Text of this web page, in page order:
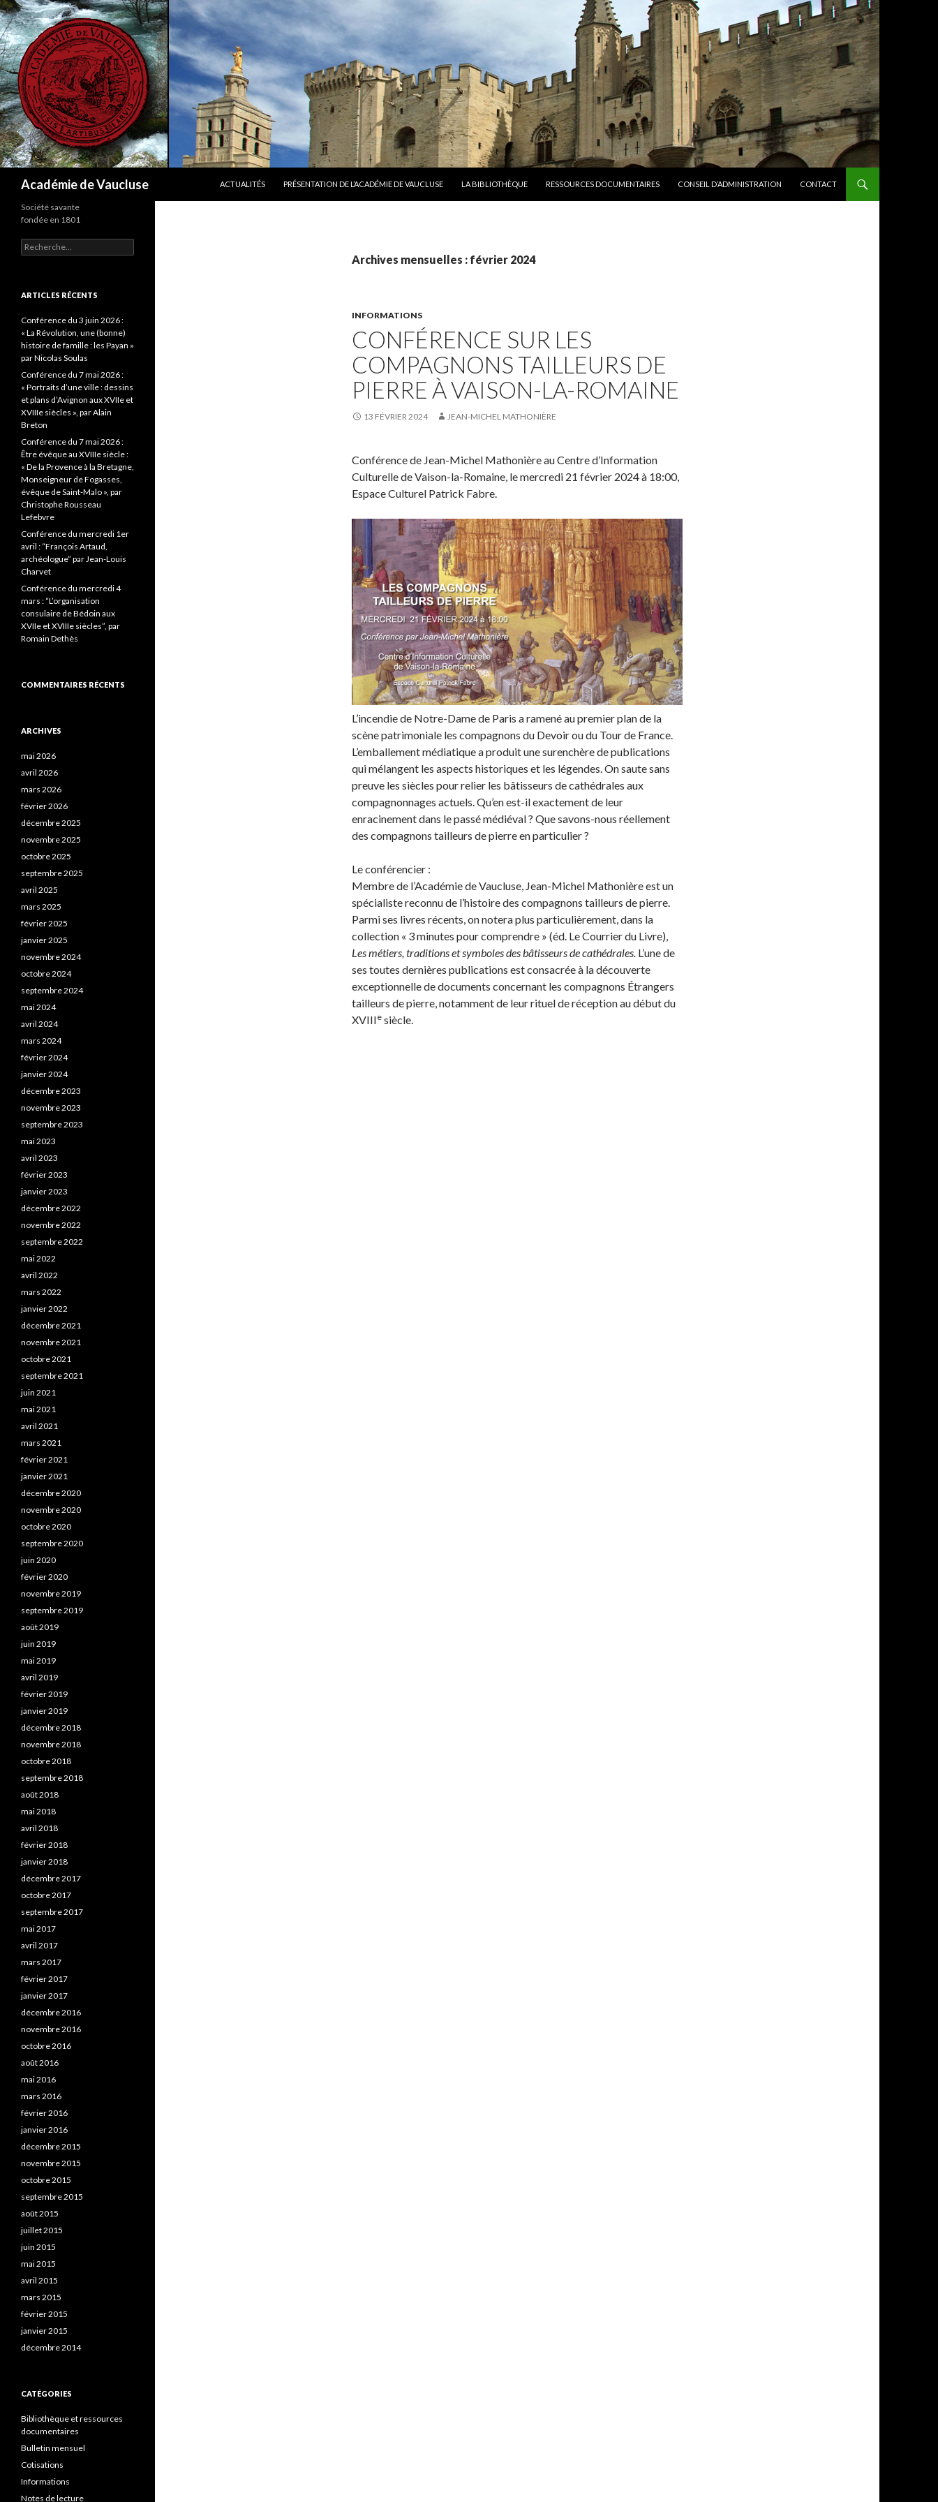
Académie de Vaucluse
ACTUALITÉS
PRÉSENTATION DE L’ACADÉMIE DE VAUCLUSE LA BIBLIOTHÈQUE RESSOURCES DOCUMENTAIRES CONSEIL D’ADMINISTRATION CONTACT
Archives mensuelles : février 2024
INFORMATIONS
CONFÉRENCE SUR LES
COMPAGNONS TAILLEURS DE
PIERRE À VAISON-LA-ROMAINE
13 FÉVRIER 2024 JEAN-MICHEL MATHONIÈRE
Conférence de Jean-Michel Mathonière au Centre d’Information
Culturelle de Vaison-la-Romaine, le mercredi 21 février 2024 à 18:00,
Espace Culturel Patrick Fabre.
L’incendie de Notre-Dame de Paris a ramené au premier plan de la
scène patrimoniale les compagnons du Devoir ou du Tour de France.
L’emballement médiatique a produit une surenchère de publications
qui mélangent les aspects historiques et les légendes. On saute sans
preuve les siècles pour relier les bâtisseurs de cathédrales aux
compagnonnages actuels. Qu’en est-il exactement de leur
enracinement dans le passé médiéval ? Que savons-nous réellement
des compagnons tailleurs de pierre en particulier ?
Le conférencier :
Membre de l’Académie de Vaucluse, Jean-Michel Mathonière est un
spécialiste reconnu de l’histoire des compagnons tailleurs de pierre.
Parmi ses livres récents, on notera plus particulièrement, dans la
collection « 3 minutes pour comprendre » (éd. Le Courrier du Livre),
Les métiers, traditions et symboles des bâtisseurs de cathédrales. L’une de
ses toutes dernières publications est consacrée à la découverte
exceptionnelle de documents concernant les compagnons Étrangers
tailleurs de pierre, notamment de leur rituel de réception au début du
XVIIIe siècle.
Société savante
fondée en 1801
R
e
e
c
h
e
r
ARTICLES RÉCENTS
Conférence du 3 juin 2026 :
« La Révolution, une (bonne)
histoire de famille : les Payan »
par Nicolas Soulas
Conférence du 7 mai 2026 :
« Portraits d’une ville : dessins
et plans d’Avignon aux XVIIe et
XVIIIe siècles », par Alain
Breton
Conférence du 7 mai 2026 :
Être évêque au XVIIIe siècle :
« De la Provence à la Bretagne,
Monseigneur de Fogasses,
évêque de Saint-Malo », par
Christophe Rousseau
Lefebvre
Conférence du mercredi 1er
avril : “François Artaud,
archéologue” par Jean-Louis
Charvet
Conférence du mercredi 4
mars : “L’organisation
consulaire de Bédoin aux
XVIIe et XVIIIe siècles”, par
Romain Dethès
COMMENTAIRES RÉCENTS
ARCHIVES
mai 2026
avril 2026
mars 2026
février 2026
décembre 2025
novembre 2025
octobre 2025
septembre 2025
avril 2025
mars 2025
février 2025
janvier 2025
novembre 2024
octobre 2024
septembre 2024
mai 2024
avril 2024
mars 2024
février 2024
janvier 2024
décembre 2023
novembre 2023
septembre 2023
mai 2023
avril 2023
février 2023
janvier 2023
décembre 2022
novembre 2022
septembre 2022
mai 2022
avril 2022
mars 2022
janvier 2022
décembre 2021
novembre 2021
octobre 2021
septembre 2021
juin 2021
mai 2021
avril 2021
mars 2021
février 2021
janvier 2021
décembre 2020
novembre 2020
octobre 2020
septembre 2020
juin 2020
février 2020
novembre 2019
septembre 2019
août 2019
juin 2019
mai 2019
avril 2019
février 2019
janvier 2019
décembre 2018
novembre 2018
octobre 2018
septembre 2018
août 2018
mai 2018
avril 2018
février 2018
janvier 2018
décembre 2017
octobre 2017
septembre 2017
mai 2017
avril 2017
mars 2017
février 2017
janvier 2017
décembre 2016
novembre 2016
octobre 2016
août 2016
mai 2016
mars 2016
février 2016
janvier 2016
décembre 2015
novembre 2015
octobre 2015
septembre 2015
août 2015
juillet 2015
juin 2015
mai 2015
avril 2015
mars 2015
février 2015
janvier 2015
décembre 2014
CATÉGORIES
Bibliothèque et ressources
documentaires
Bulletin mensuel
Cotisations
Informations
Notes de lecture